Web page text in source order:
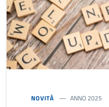
NOVITÀ ANNO 2025